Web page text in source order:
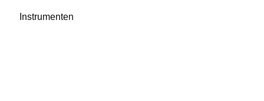
Instrumenten